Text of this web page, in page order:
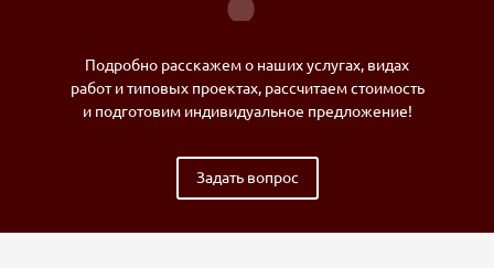
Подробно расскажем о наших услугах, видах
работ и типовых проектах, рассчитаем стоимость
и подготовим индивидуальное предложение!
Задать вопрос